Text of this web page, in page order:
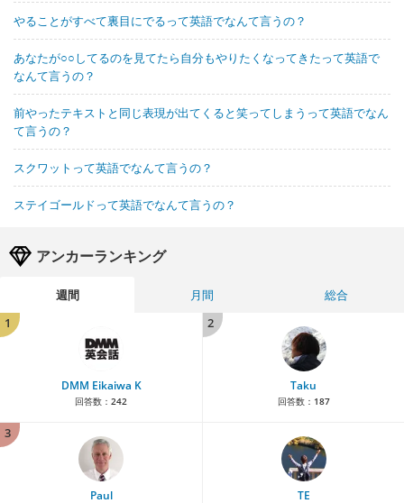
やることがすべて裏目にでるって英語でなんて言うの？
あなたが○○してるのを見てたら自分もやりたくなってきたって英語で
なんて言うの？
前やったテキストと同じ表現が出てくると笑ってしまうって英語でなん
て言うの？
スクワットって英語でなんて言うの？
ステイゴールドって英語でなんて言うの？
アンカーランキング
週間 月間
総合
1
DMM Eikaiwa K
回答数： 242
2
Taku
回答数： 187
3
Paul TE